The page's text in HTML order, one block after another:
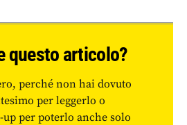
questo articolo?
perché non hai dovuto
per leggerlo o
per poterlo anche solo